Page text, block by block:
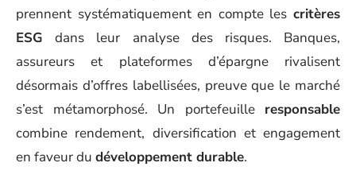
prennent systématiquement en compte les critères
ESG dans leur analyse des risques. Banques,
assureurs et plateformes d’épargne rivalisent
désormais d’offres labellisées, preuve que le marché
s’est métamorphosé. Un portefeuille responsable
combine rendement, diversification et engagement
en faveur du développement durable.